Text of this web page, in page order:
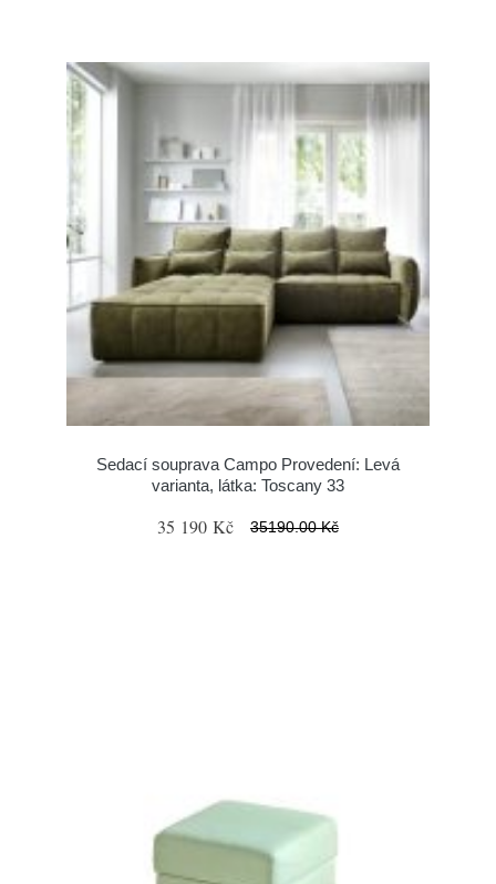
Sedací souprava Campo Provedení: Levá
varianta, látka: Toscany 33
35 190 Kč 35190.00 Kč